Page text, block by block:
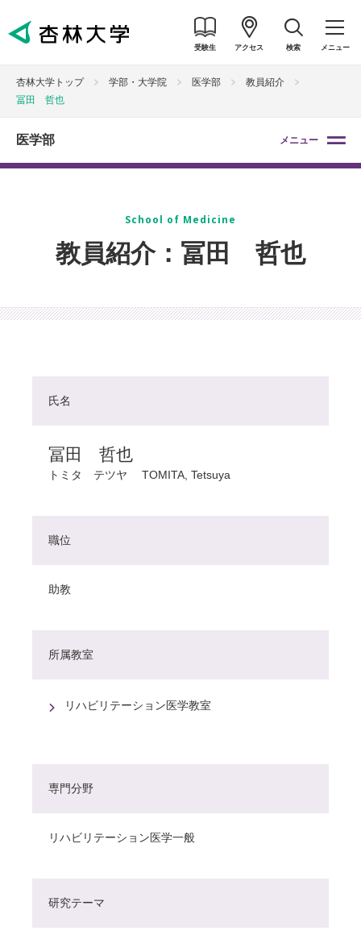
受験生 アクセス 検索 メニュー
杏林大学トップ 学部・大学院 医学部
教員紹介
冨田 哲也
医学部 メニュー
School of Medicine
教員紹介：冨田 哲也
氏名
冨田 哲也
トミタ テツヤ TOMITA, Tetsuya
職位
助教
所属教室
リハビリテーション医学教室
専門分野
リハビリテーション医学一般
研究テーマ